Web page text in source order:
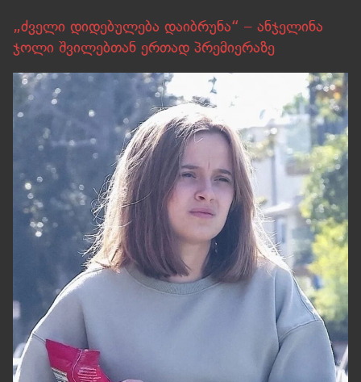
„ძველი დიდებულება დაიბრუნა“ – ანჯელინა
ჯოლი შვილებთან ერთად პრემიერაზე